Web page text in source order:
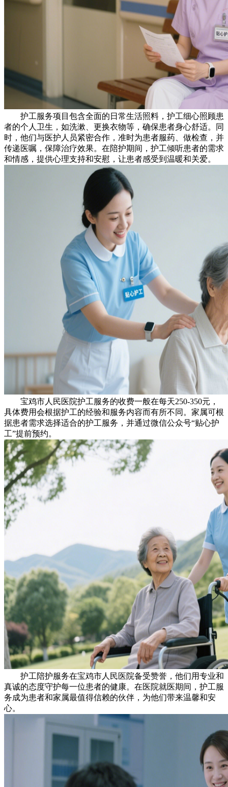
护工服务项目包含全面的日常生活照料，护工细心照顾患
者的个人卫生，如洗漱、更换衣物等，确保患者身心舒适。同
时，他们与医护人员紧密合作，准时为患者服药、做检查，并
传递医嘱，保障治疗效果。在陪护期间，护工倾听患者的需求
和情感，提供心理支持和安慰，让患者感受到温暖和关爱。
宝鸡市人民医院护工服务的收费一般在每天250-350元，
具体费用会根据护工的经验和服务内容而有所不同。家属可根
据患者需求选择适合的护工服务，并通过微信公众号“贴心护
工”提前预约。
护工陪护服务在宝鸡市人民医院备受赞誉，他们用专业和
真诚的态度守护每一位患者的健康。在医院就医期间，护工服
务成为患者和家属最值得信赖的伙伴，为他们带来温馨和安
心。